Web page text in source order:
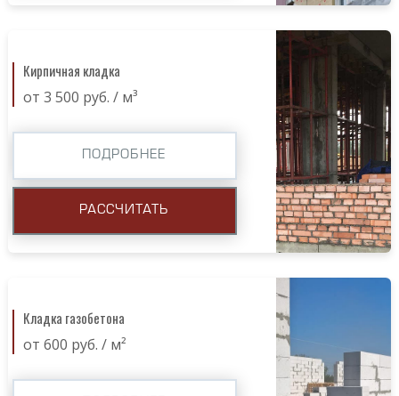
Кирпичная кладка
от 3 500 руб. / м³
ПОДРОБНЕЕ
РАССЧИТАТЬ
Кладка газобетона
от 600 руб. / м²